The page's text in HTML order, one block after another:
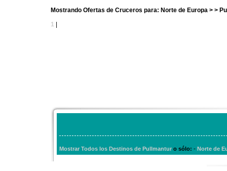
Mostrando Ofertas de Cruceros para: Norte de Europa > >
1
Mostrar Todos los Destinos de Pullmantur o sólo: - Norte de